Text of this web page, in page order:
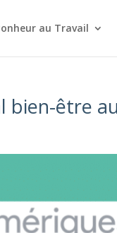
au Travail
être